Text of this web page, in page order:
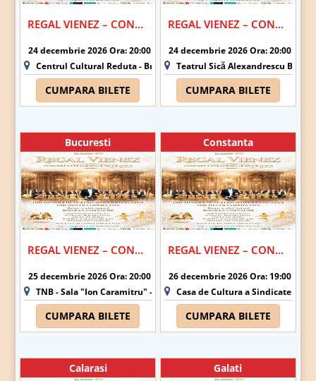
REGAL VIENEZ – CONCERT EXTRAORDINAR DE CRACIUN | BRASOV
24 decembrie 2026 Ora: 20:00
Centrul Cultural Reduta - Brasov
CUMPARA BILETE
REGAL VIENEZ – CONCERT EXTRAORDINAR DE CRACIUN | BRASOV
24 decembrie 2026 Ora: 20:00
Teatrul Sică Alexandrescu
CUMPARA BILETE
Bucuresti
REGAL VIENEZ – CONCERT EXTRAORDINAR DE CRACIUN | BUCURESTI
25 decembrie 2026 Ora: 20:00
TNB - Sala "Ion Caramitru" - Bucuresti
CUMPARA BILETE
Constanta
REGAL VIENEZ – CONCERT EXTRAORDINAR DE CRACIUN | CONSTANTA
26 decembrie 2026 Ora: 19:00
Casa de Cultura a Sindicatelor -
CUMPARA BILETE
Calarasi Galati